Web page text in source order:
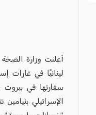
لينانيًا في غارات
سفارتها في بيروت
الإسرائيلي